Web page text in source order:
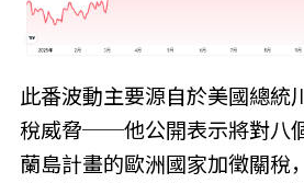
此番波動主要源自於美國總統
稅威脅──他公開表示將對八
蘭島計畫的歐洲國家加徵關稅